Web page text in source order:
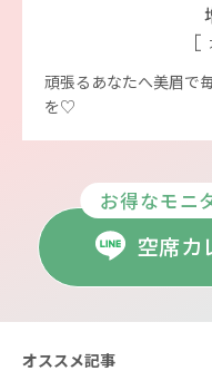
頑張るあなたへ美眉で
を♡
お得なモニ
空席カ
オススメ記事